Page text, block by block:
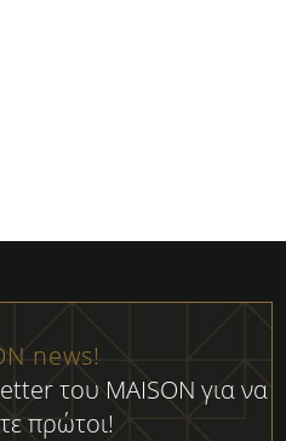
news!
του MAISON για να
πρώτοι!